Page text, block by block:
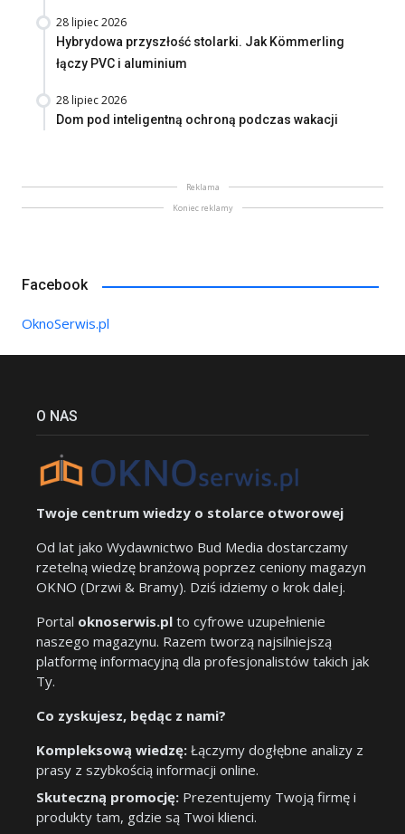
28 lipiec 2026
Hybrydowa przyszłość stolarki. Jak Kömmerling
łączy PVC i aluminium
28 lipiec 2026
Dom pod inteligentną ochroną podczas wakacji
Reklama
Koniec reklamy
Facebook
OknoSerwis.pl
O NAS
Twoje centrum wiedzy o stolarce otworowej
Od lat jako Wydawnictwo Bud Media dostarczamy
rzetelną wiedzę branżową poprzez ceniony magazyn
OKNO (Drzwi & Bramy). Dziś idziemy o krok dalej.
Portal oknoserwis.pl to cyfrowe uzupełnienie
naszego magazynu. Razem tworzą najsilniejszą
platformę informacyjną dla profesjonalistów takich jak
Ty.
Co zyskujesz, będąc z nami?
Kompleksową wiedzę: Łączymy dogłębne analizy z
prasy z szybkością informacji online.
Skuteczną promocję: Prezentujemy Twoją firmę i
produkty tam, gdzie są Twoi klienci.